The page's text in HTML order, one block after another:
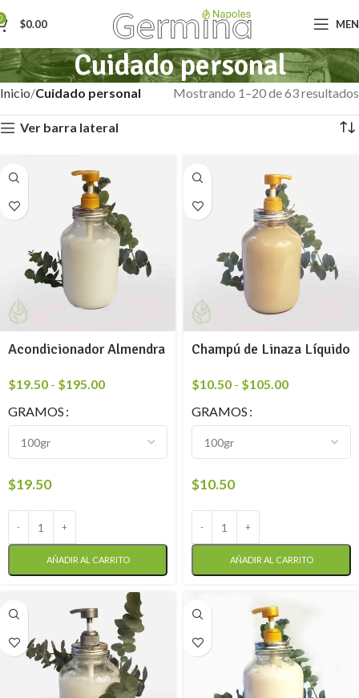
$0.00
Cuidado personal
Inicio Cuidado personal Mostrando 1–20 de 63 resultados
Ver barra lateral
Acondicionador Almendra
$19.50 - $195.00
GRAMOS
$19.50
AÑADIR AL CARRITO
Champú de Linaza Líquido
$10.50 - $105.00
GRAMOS
$10.50
AÑADIR AL CARRITO